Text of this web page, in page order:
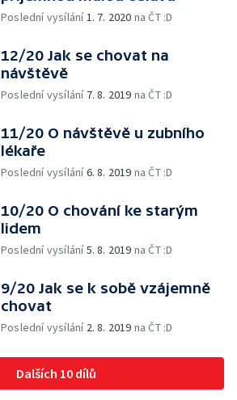
Poslední vysílání1. 7. 2020 na ČT :D
12/20 Jak se chovat na
návštěvě
Poslední vysílání 7. 8. 2019 na ČT :D
11/20 O návštěvě u zubního
lékaře
Poslední vysílání6. 8. 2019 na ČT :D
10/20 O chování ke starým
lidem
Poslední vysílání5. 8. 2019 na ČT :D
9/20 Jak se k sobě vzájemně
chovat
Poslední vysílání 2. 8. 2019 na ČT :D
Dalších 10 dílů